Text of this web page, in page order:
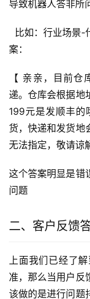
导致机器人答非所
比如：行业场景-
案：
【 亲亲，目前
递。仓库会根据地
199元是发顺丰的
货，快递和发货地
无法指定，敬请谅
这个答案明显是错
问题
二、客户反馈
上面我们已经了
准，那么当用户反
该做的是进行问题